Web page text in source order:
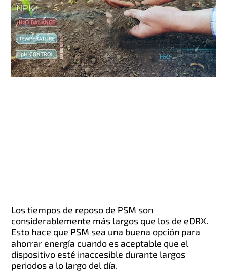
Los tiempos de reposo de PSM son
considerablemente más largos que los de eDRX.
Esto hace que PSM sea una buena opción para
ahorrar energía cuando es aceptable que el
dispositivo esté inaccesible durante largos
periodos a lo largo del día.